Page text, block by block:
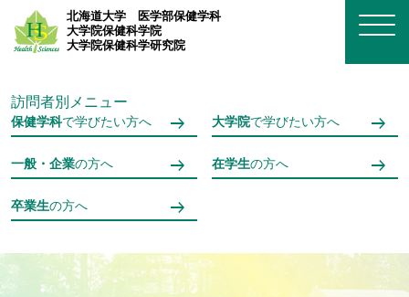
メインコンテンツへスキップ
北海道大学
医学部保健学科
大学院保健科学院
大学院保健科学研究院
訪問者別メニュー
保健学科で学びたい方へ 大学院で学びたい方へ
一般・企業の方へ 在学生の方へ
卒業生の方へ